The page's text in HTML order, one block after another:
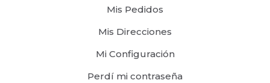
Mis Pedidos
Mis Direcciones
Mi Configuración
Perdí mi contraseña